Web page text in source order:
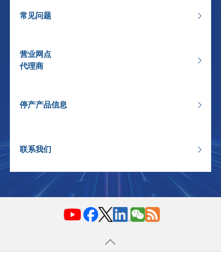
常见问题
营业网点
代理商
停产产品信息
联系我们